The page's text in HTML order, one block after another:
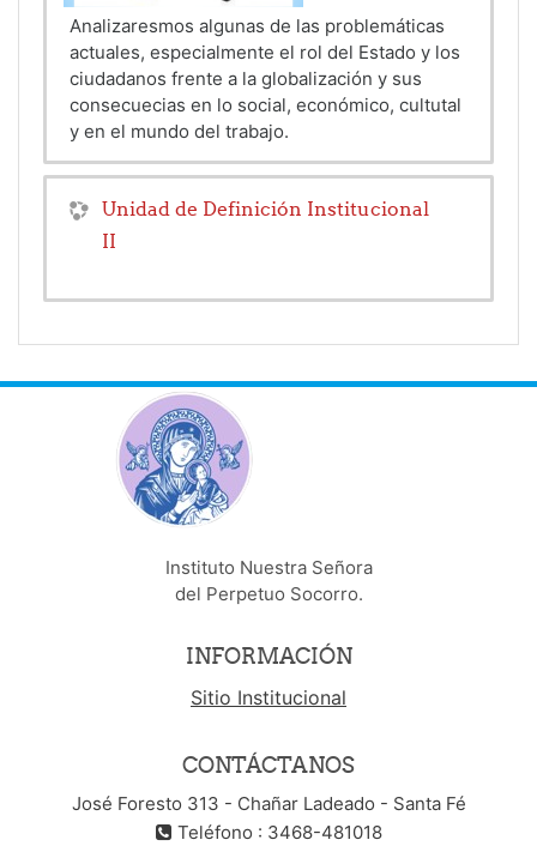
Analizaresmos algunas de las problemáticas
actuales, especialmente el rol del Estado y los
ciudadanos frente a la globalización y sus
consecuecias en lo social, económico, cultutal
y en el mundo del trabajo.
Unidad de Definición Institucional
II
Instituto Nuestra Señora
del Perpetuo Socorro.
INFORMACIÓN
Sitio Institucional
CONTÁCTANOS
José Foresto 313 - Chañar Ladeado - Santa Fé
Teléfono : 3468-481018